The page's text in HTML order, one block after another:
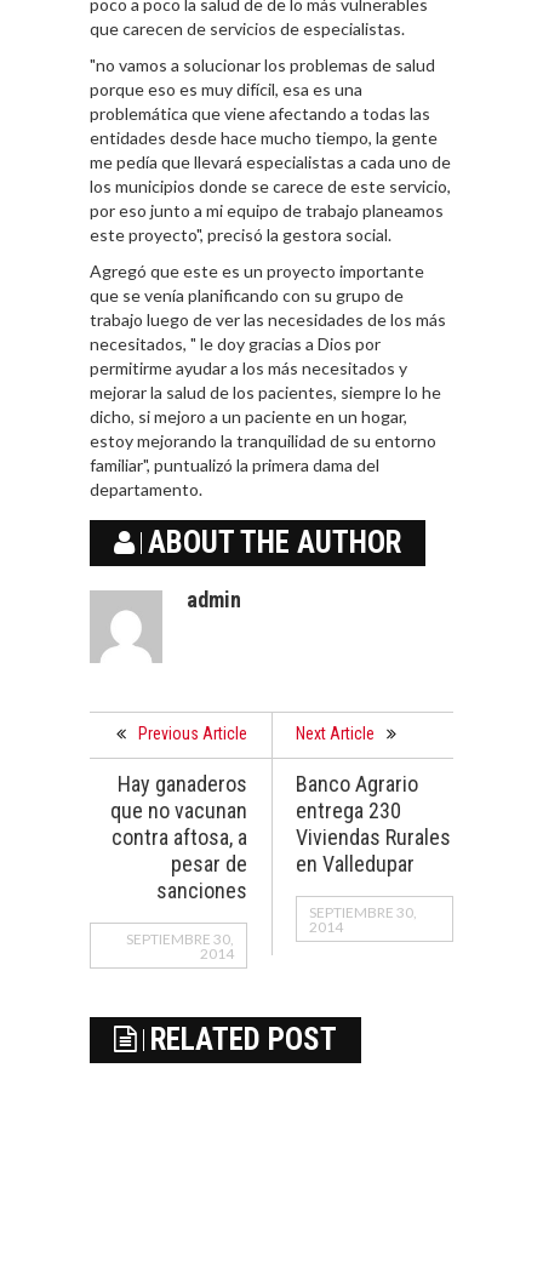
poco a poco la salud de de lo más vulnerables
que carecen de servicios de especialistas.
"no vamos a solucionar los problemas de salud
porque eso es muy difícil, esa es una
problemática que viene afectando a todas las
entidades desde hace mucho tiempo, la gente
me pedía que llevará especialistas a cada uno de
los municipios donde se carece de este servicio,
por eso junto a mi equipo de trabajo planeamos
este proyecto", precisó la gestora social.
Agregó que este es un proyecto importante
que se venía planificando con su grupo de
trabajo luego de ver las necesidades de los más
necesitados, " le doy gracias a Dios por
permitirme ayudar a los más necesitados y
mejorar la salud de los pacientes, siempre lo he
dicho, si mejoro a un paciente en un hogar,
estoy mejorando la tranquilidad de su entorno
familiar", puntualizó la primera dama del
departamento.
ABOUT THE AUTHOR
admin
Previous Article
Hay ganaderos
que no vacunan
contra aftosa, a
pesar de
sanciones
SEPTIEMBRE 30,
2014
Next Article
Banco Agrario
entrega 230
Viviendas Rurales
en Valledupar
SEPTIEMBRE 30,
2014
RELATED POST